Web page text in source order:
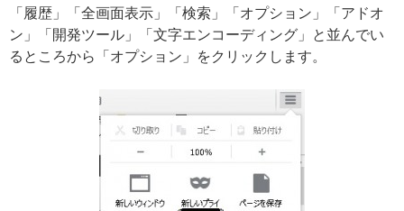
「履歴」「全画面表示」「検索」「オプション」「アドオ
ン」「開発ツール」「文字エンコーディング」と並んでい
るところから「オプション」をクリックします。